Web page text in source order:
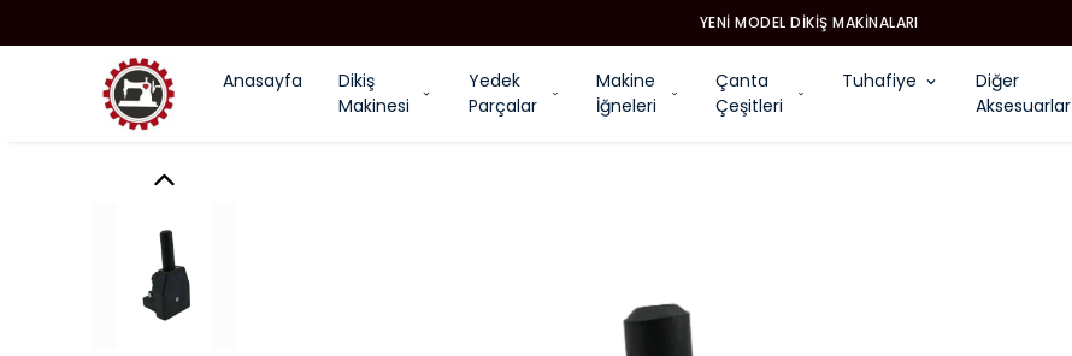
YENI MODEL DIKIŞ MAKINALARI
Anasayfa
Dikiş
Makinesi
Yedek
Parçalar
Makine
İğneleri
Çanta
Çeşitleri
Tuhafiye
Diğer
Aksesuarlar